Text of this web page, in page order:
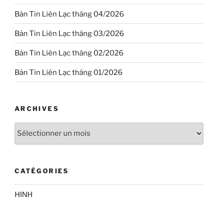
Bản Tin Liên Lạc tháng 04/2026
Bản Tin Liên Lạc tháng 03/2026
Bản Tin Liên Lạc tháng 02/2026
Bản Tin Liên Lạc tháng 01/2026
ARCHIVES
Archives
CATÉGORIES
HINH